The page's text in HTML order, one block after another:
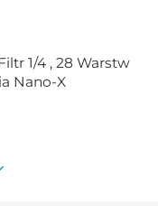
1/4 , 28 Warstw
Nano-X